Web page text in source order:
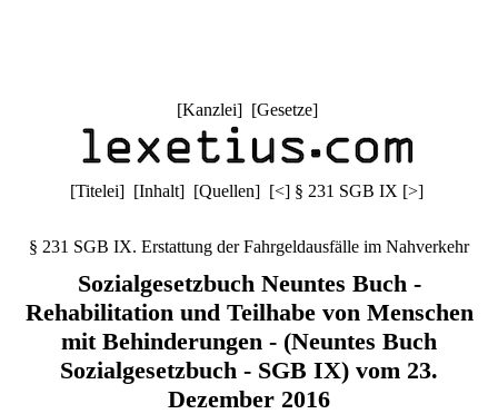
[Kanzlei] [Gesetze]
[Titelei] [Inhalt] [Quellen] [<] § 231 SGB IX [>]
§ 231 SGB IX. Erstattung der Fahrgeldausfälle im Nahverkehr
Sozialgesetzbuch Neuntes Buch -
Rehabilitation und Teilhabe von Menschen
mit Behinderungen - (Neuntes Buch
Sozialgesetzbuch - SGB IX) vom 23.
Dezember 2016